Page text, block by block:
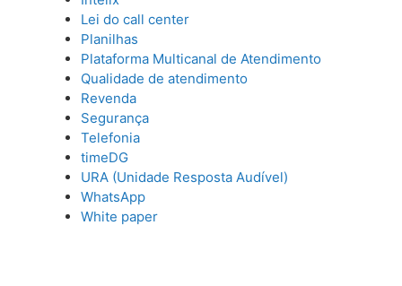
Lei do call center
Planilhas
Plataforma Multicanal de Atendimento
Qualidade de atendimento
Revenda
Segurança
Telefonia
timeDG
URA (Unidade Resposta Audível)
WhatsApp
White paper